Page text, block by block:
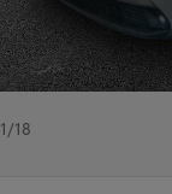
1/18